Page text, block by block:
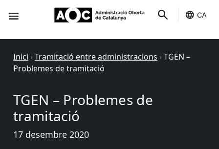
CA
Inici › Tramitació entre administracions › TGEN –
Problemes de tramitació
TGEN – Problemes de
tramitació
17 desembre 2020